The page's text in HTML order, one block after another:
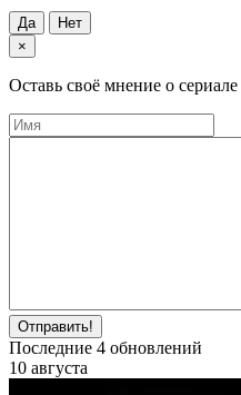
Да
Нет
×
Оставь своё мнение о cериале
Отправить!
Последние 4 обновлений
10 августа